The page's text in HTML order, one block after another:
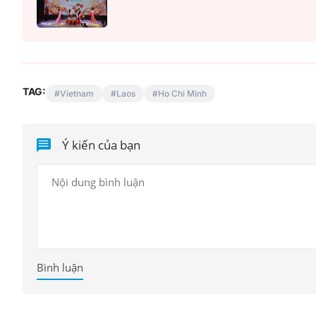
TAG: Vietnam Laos Ho Chi Minh
Ý kiến của bạn
Bình luận